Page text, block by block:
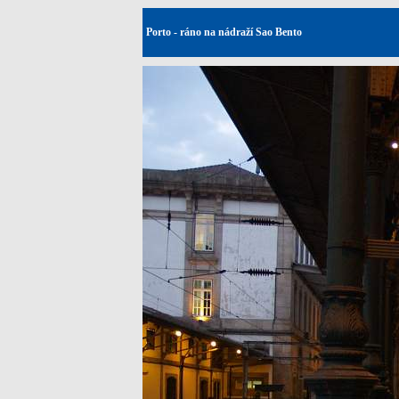
Porto - ráno na nádraží Sao Bento